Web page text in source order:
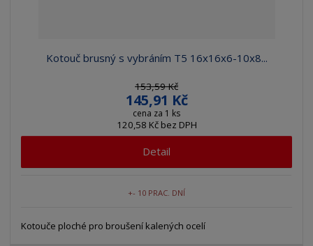
Kotouč brusný s vybráním T5 16x16x6-10x8...
153,59 Kč
145,91 Kč
cena za 1 ks
120,58 Kč bez DPH
Detail
+- 10 PRAC. DNÍ
Kotouče ploché pro broušení kalených ocelí